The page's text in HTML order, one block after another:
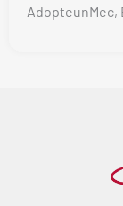
AdopteunMec,